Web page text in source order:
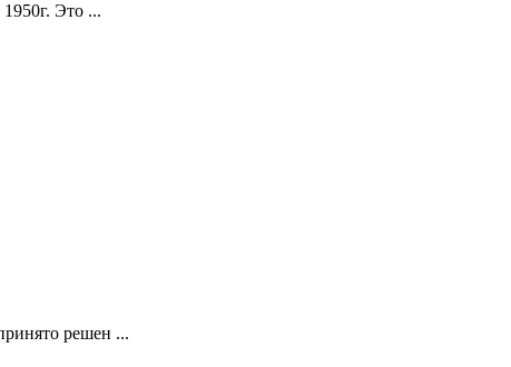
Это ...
решен ...